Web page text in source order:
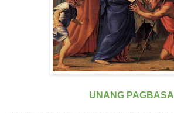
UNANG PAGBASA